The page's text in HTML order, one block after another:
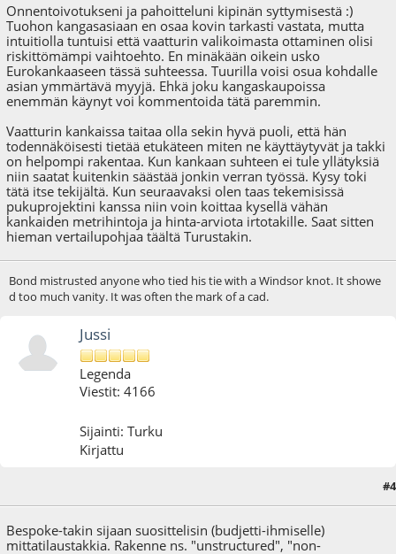
Onnentoivotukseni ja pahoitteluni kipinän syttymisestä :)
Tuohon kangasasiaan en osaa kovin tarkasti vastata, mutta
intuitiolla tuntuisi että vaatturin valikoimasta ottaminen olisi
riskittömämpi vaihtoehto. En minäkään oikein usko
Eurokankaaseen tässä suhteessa. Tuurilla voisi osua kohdalle
asian ymmärtävä myyjä. Ehkä joku kangaskaupoissa
enemmän käynyt voi kommentoida tätä paremmin.
Vaatturin kankaissa taitaa olla sekin hyvä puoli, että hän
todennäköisesti tietää etukäteen miten ne käyttäytyvät ja takki
on helpompi rakentaa. Kun kankaan suhteen ei tule yllätyksiä
niin saatat kuitenkin säästää jonkin verran työssä. Kysy toki
tätä itse tekijältä. Kun seuraavaksi olen taas tekemisissä
pukuprojektini kanssa niin voin koittaa kysellä vähän
kankaiden metrihintoja ja hinta-arviota irtotakille. Saat sitten
hieman vertailupohjaa täältä Turustakin.
Bond mistrusted anyone who tied his tie with a Windsor knot. It showe
d too much vanity. It was often the mark of a cad.
Jussi
Legenda
Viestit: 4166
Sijainti: Turku
Kirjattu
#4
Bespoke-takin sijaan suosittelisin (budjetti-ihmiselle)
mittatilaustakkia. Rakenne ns. "unstructured", "non-